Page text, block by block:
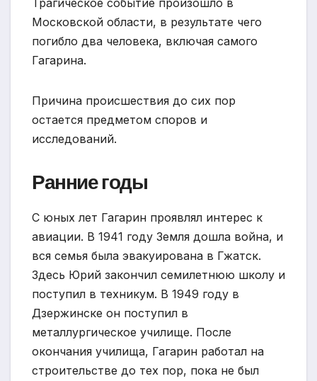
Московской области, в результате чего
погибло два человека, включая самого
Гагарина.
Причина происшествия до сих пор
остается предметом споров и
исследований.
Ранние годы
С юных лет Гагарин проявлял интерес к
авиации. В 1941 году Земля дошла война, и
вся семья была эвакуирована в Гжатск.
Здесь Юрий закончил семилетнюю школу и
поступил в техникум. В 1949 году в
Дзержинске он поступил в
металлургическое училище. После
окончания училища, Гагарин работал на
строительстве до тех пор, пока не был